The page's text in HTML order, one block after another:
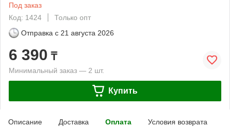
Под заказ
Код: 1424
Только опт
Отправка с 21 августа 2026
6 390 ₸
Минимальный заказ — 2 шт.
Купить
Описание Доставка Оплата Условия возврата